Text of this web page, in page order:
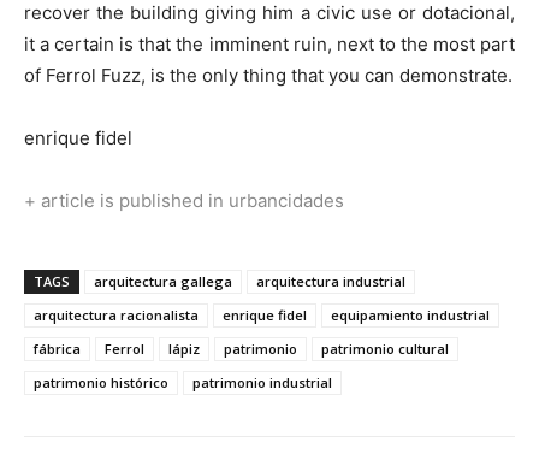
recover the building giving him a civic use or dotacional,
it a certain is that the imminent ruin, next to the most part
of Ferrol Fuzz, is the only thing that you can demonstrate.
enrique fidel
+ article is published in urbancidades
TAGS arquitectura gallega
arquitectura industrial
arquitectura racionalista
enrique fidel
equipamiento industrial
fábrica
Ferrol lápiz patrimonio
patrimonio cultural
patrimonio histórico
patrimonio industrial